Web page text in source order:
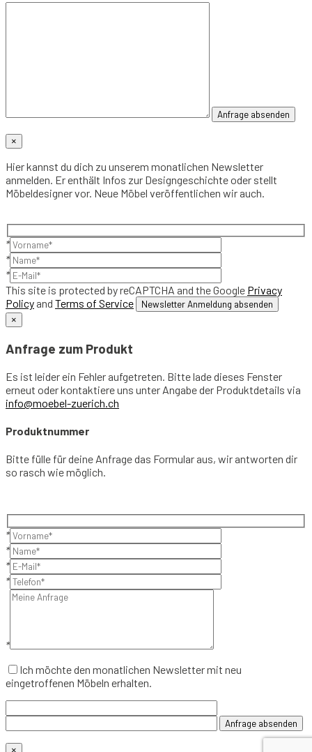
×
Hier kannst du dich zu unserem monatlichen Newsletter
anmelden. Er enthält Infos zur Designgeschichte oder stellt
Möbeldesigner vor. Neue Möbel veröffentlichen wir auch.
*
*
*
This site is protected by reCAPTCHA and the Google Privacy
Policy and Terms of Service
×
Anfrage zum Produkt
Es ist leider ein Fehler aufgetreten. Bitte lade dieses Fenster
erneut oder kontaktiere uns unter Angabe der Produktdetails via
info@moebel-zuerich.ch
Produktnummer
Bitte fülle für deine Anfrage das Formular aus, wir antworten dir
so rasch wie möglich.
*
*
*
*
*
Ich möchte den monatlichen Newsletter mit neu
eingetroffenen Möbeln erhalten.